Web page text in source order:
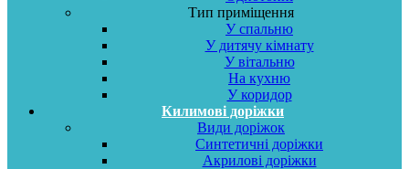
Тип приміщення
У спальню
У дитячу кімнату
У вітальню
На кухню
У коридор
Килимові доріжки
Види доріжок
Синтетичні доріжки
Акрилові доріжки